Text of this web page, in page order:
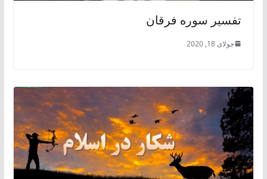
تفسیر سوره فرقان
جولای 18, 2020